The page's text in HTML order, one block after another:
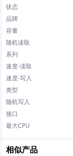
状态
品牌
容量
随机读取
系列
速度-读取
速度-写入
类型
随机写入
接口
最大CPU
相似产品